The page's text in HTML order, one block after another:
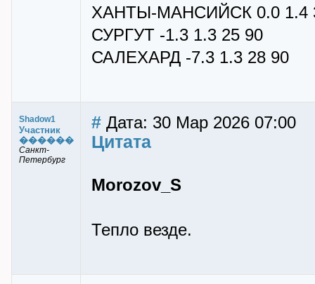
ХАНТЫ-МАНСИЙСК 0.0 1.4
СУРГУТ -1.3 1.3 25 90
САЛЕХАРД -7.3 1.3 28 90
Shadow1
Участник
������
Санкт-
Петербург
# Дата: 30 Мар 2026 07:00
Цитата
Morozov_S
Тепло везде.